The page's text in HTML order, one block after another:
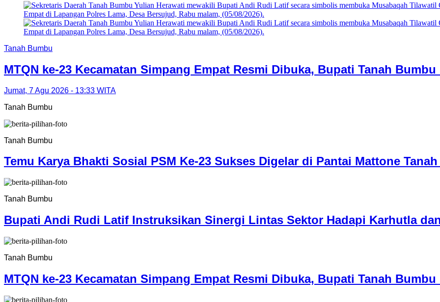
Tanah Bumbu
MTQN ke-23 Kecamatan Simpang Empat Resmi Dibuka, Bupati Tanah
Jumat, 7 Agu 2026 - 13:33 WITA
Tanah Bumbu
Tanah Bumbu
Temu Karya Bhakti Sosial PSM Ke-23 Sukses Digelar di Pantai Mattone
Tanah Bumbu
Bupati Andi Rudi Latif Instruksikan Sinergi Lintas Sektor Hadapi Karhutla
Tanah Bumbu
MTQN ke-23 Kecamatan Simpang Empat Resmi Dibuka, Bupati Tanah